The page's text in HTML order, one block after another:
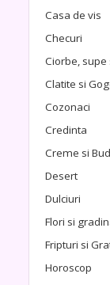
Casa de vis
Checuri
Ciorbe, supe
Clatite si
Cozonaci
Credinta
Creme si
Desert
Dulciuri
Flori si
Fripturi si
Horoscop